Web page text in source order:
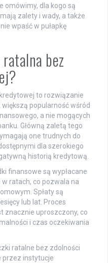
omówimy, dla kogo są
zalety i wady, a także
wpaść w pułapkę
bez
to rozwiązanie
popularność wśród
a nie mogących
Główną zaletą tego
one trudnych do
dla szerokiego
historią kredytową.
finansowe są wypłacane
ratach, co pozwala na
Spłaty są
lub lat. Proces
znacznie uproszczony, co
i czas oczekiwania
ratalne bez zdolności
przez instytucje